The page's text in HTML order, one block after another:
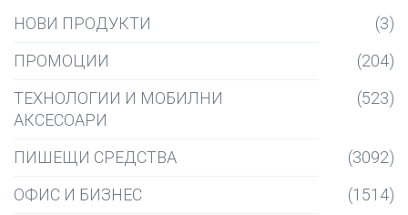
НОВИ ПРОДУКТИ
(3)
ПРОМОЦИИ
(204)
ТЕХНОЛОГИИ И МОБИЛНИ
АКСЕСОАРИ
(523)
ПИШЕЩИ СРЕДСТВА
(3092)
ОФИС И БИЗНЕС
(1514)